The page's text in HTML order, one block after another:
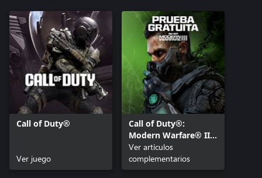
Call of Duty®
Ver juego
Call of Duty®:
Modern Warfare® III
- Acceso Gratuito a
Multijugador
Ver artículos
complementarios